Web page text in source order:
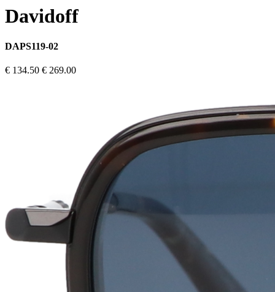
Davidoff
DAPS119-02
€ 134.50 € 269.00